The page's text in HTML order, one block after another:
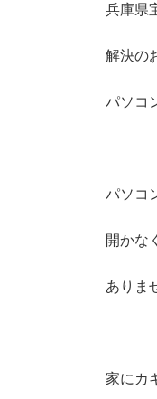
兵庫県
解決の
パソコ
パソコ
開かな
ありま
家にカ